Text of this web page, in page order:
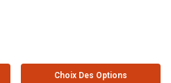
Choix Des Options